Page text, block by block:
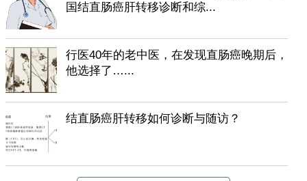
国结直肠癌肝转移诊断和综...
行医40年的老中医，在发现直肠癌晚期后，
他选择了…...
结直肠癌肝转移如何诊断与随访？